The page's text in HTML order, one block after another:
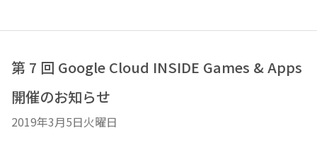
第 7 回 Google Cloud INSIDE Games & Apps
開催のお知らせ
2019年3月5日火曜日